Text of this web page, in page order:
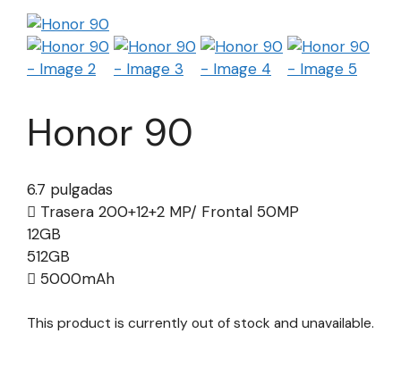
Honor 90
6.7 pulgadas
Trasera 200+12+2 MP/ Frontal 50MP
12GB
512GB
5000mAh
This product is currently out of stock and unavailable.